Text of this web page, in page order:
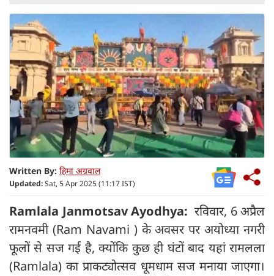
Written By: हिमा अग्रवाल
Updated:Sat, 5 Apr 2025 (11:17 IST)
Ramlala Janmotsav Ayodhya: रविवार, 6 अप्रैल
रामनवमी (Ram Navami ) के अवसर पर अयोध्या नगरी
फूलों से सज गई है, क्योंकि कुछ ही घंटों बाद यहां रामलला
(Ramlala) का प्राकट्योत्सव धूमधाम सज मनाया जाएगा।